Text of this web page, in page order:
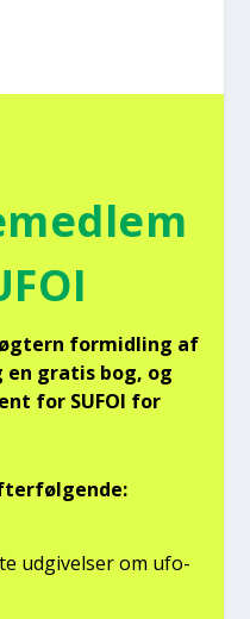
for­mid­ling af
en gra­tis bog, og
for SUFOI for
udgi­vel­ser om ufo­